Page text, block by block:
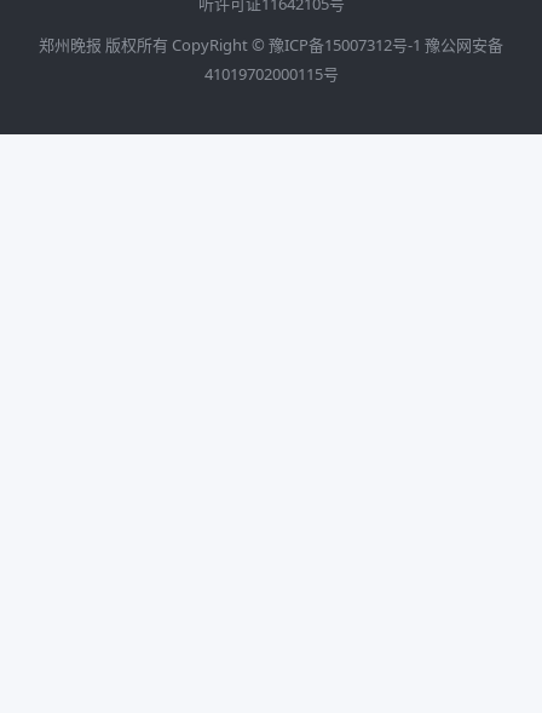
郑州晚报 版权所有 CopyRight © 豫ICP备15007312号-1 豫公网安备
41019702000115号